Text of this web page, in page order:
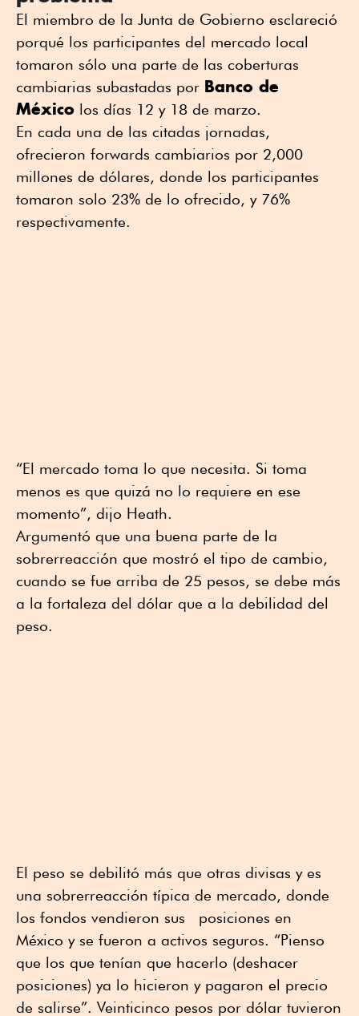
El miembro de la Junta de Gobierno esclareció
porqué los participantes del mercado local
tomaron sólo una parte de las coberturas
cambiarias subastadas por Banco de
México los días 12 y 18 de marzo.
En cada una de las citadas jornadas,
ofrecieron forwards cambiarios por 2,000
millones de dólares, donde los participantes
tomaron solo 23% de lo ofrecido, y 76%
respectivamente.
“El mercado toma lo que necesita. Si toma
menos es que quizá no lo requiere en ese
momento”, dijo Heath.
Argumentó que una buena parte de la
sobrerreacción que mostró el tipo de cambio,
cuando se fue arriba de 25 pesos, se debe más
a la fortaleza del dólar que a la debilidad del
peso.
El peso se debilitó más que otras divisas y es
una sobrerreacción típica de mercado, donde
los fondos vendieron sus posiciones en
México y se fueron a activos seguros. “Pienso
que los que tenían que hacerlo (deshacer
posiciones) ya lo hicieron y pagaron el precio
de salirse”. Veinticinco pesos por dólar tuvieron